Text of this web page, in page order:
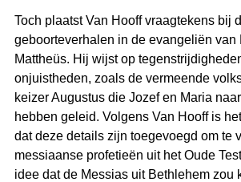
Toch plaatst Van Hooff vraagtekens bij
geboorteverhalen in de evangeliën van
Mattheüs. Hij wijst op
onjuistheden, zoals de vermeende
keizer Augustus die Jozef en Maria
hebben geleid. Volgens Van Hooff is
dat deze details zijn toegevoegd om te
messiaanse profetieën uit het Oude
idee dat de Messias uit Bethlehem zou